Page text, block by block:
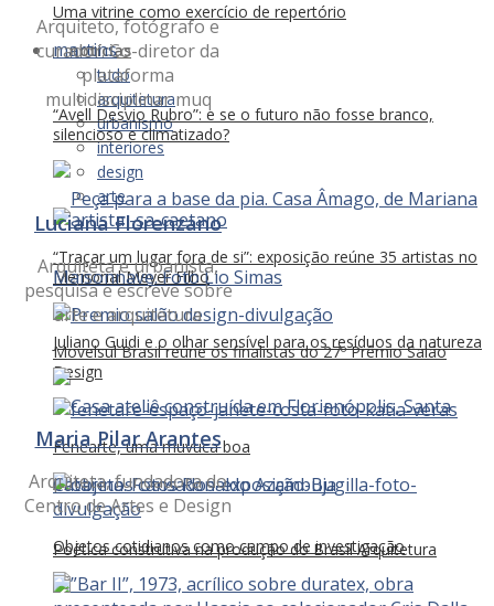
Uma vitrine como exercício de repertório
notícias
tudo
arquitetura
urbanismo
interiores
design
arte
“Traçar um lugar fora de si”: exposição reúne 35 artistas no
Memorial Meyer Filho
Movelsul Brasil reúne os finalistas do 27º Prêmio Salão
Design
Fenearte, uma muvuca boa
Objetos cotidianos como campo de investigação
“Avell Desvio Rubro”: e se o futuro não fosse branco,
silencioso e climatizado?
Juliano Guidi e o olhar sensível para os resíduos da natureza
Poética construtiva na produção do Brasil Arquitetura
Arquiteto, fotógrafo e
curador. Co-diretor da
plataforma
multidisciplinar muq
Luciana Florenzano
Arquiteta e urbanista,
pesquisa e escreve sobre
arte e arquitetura
Maria Pilar Arantes
Arquiteta, fundadora do
Centro de Artes e Design